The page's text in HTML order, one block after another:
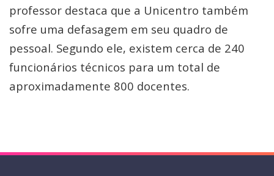
professor destaca que a Unicentro também
sofre uma defasagem em seu quadro de
pessoal. Segundo ele, existem cerca de 240
funcionários técnicos para um total de
aproximadamente 800 docentes.